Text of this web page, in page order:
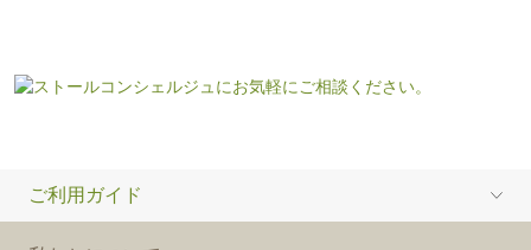
ご利用ガイド